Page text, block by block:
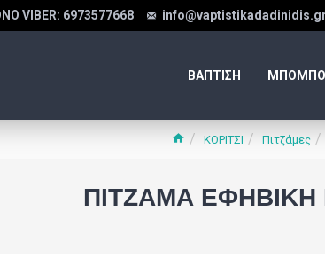
VIBER: 6973577668 info@vaptistikadadinidis.gr
ΒΑΠΤΙΣΗ
ΚΟΡΙΤΣΙ Πιτζάμες
ΠΙΤΖΆΜΑ ΕΦΗΒΙΚΉ